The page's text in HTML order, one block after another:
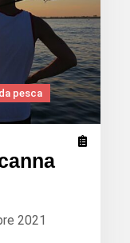
pesca
2021